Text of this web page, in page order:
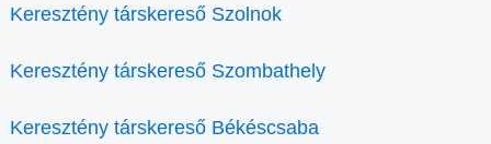
Keresztény társkereső Szolnok
Keresztény társkereső Szombathely
Keresztény társkereső Békéscsaba